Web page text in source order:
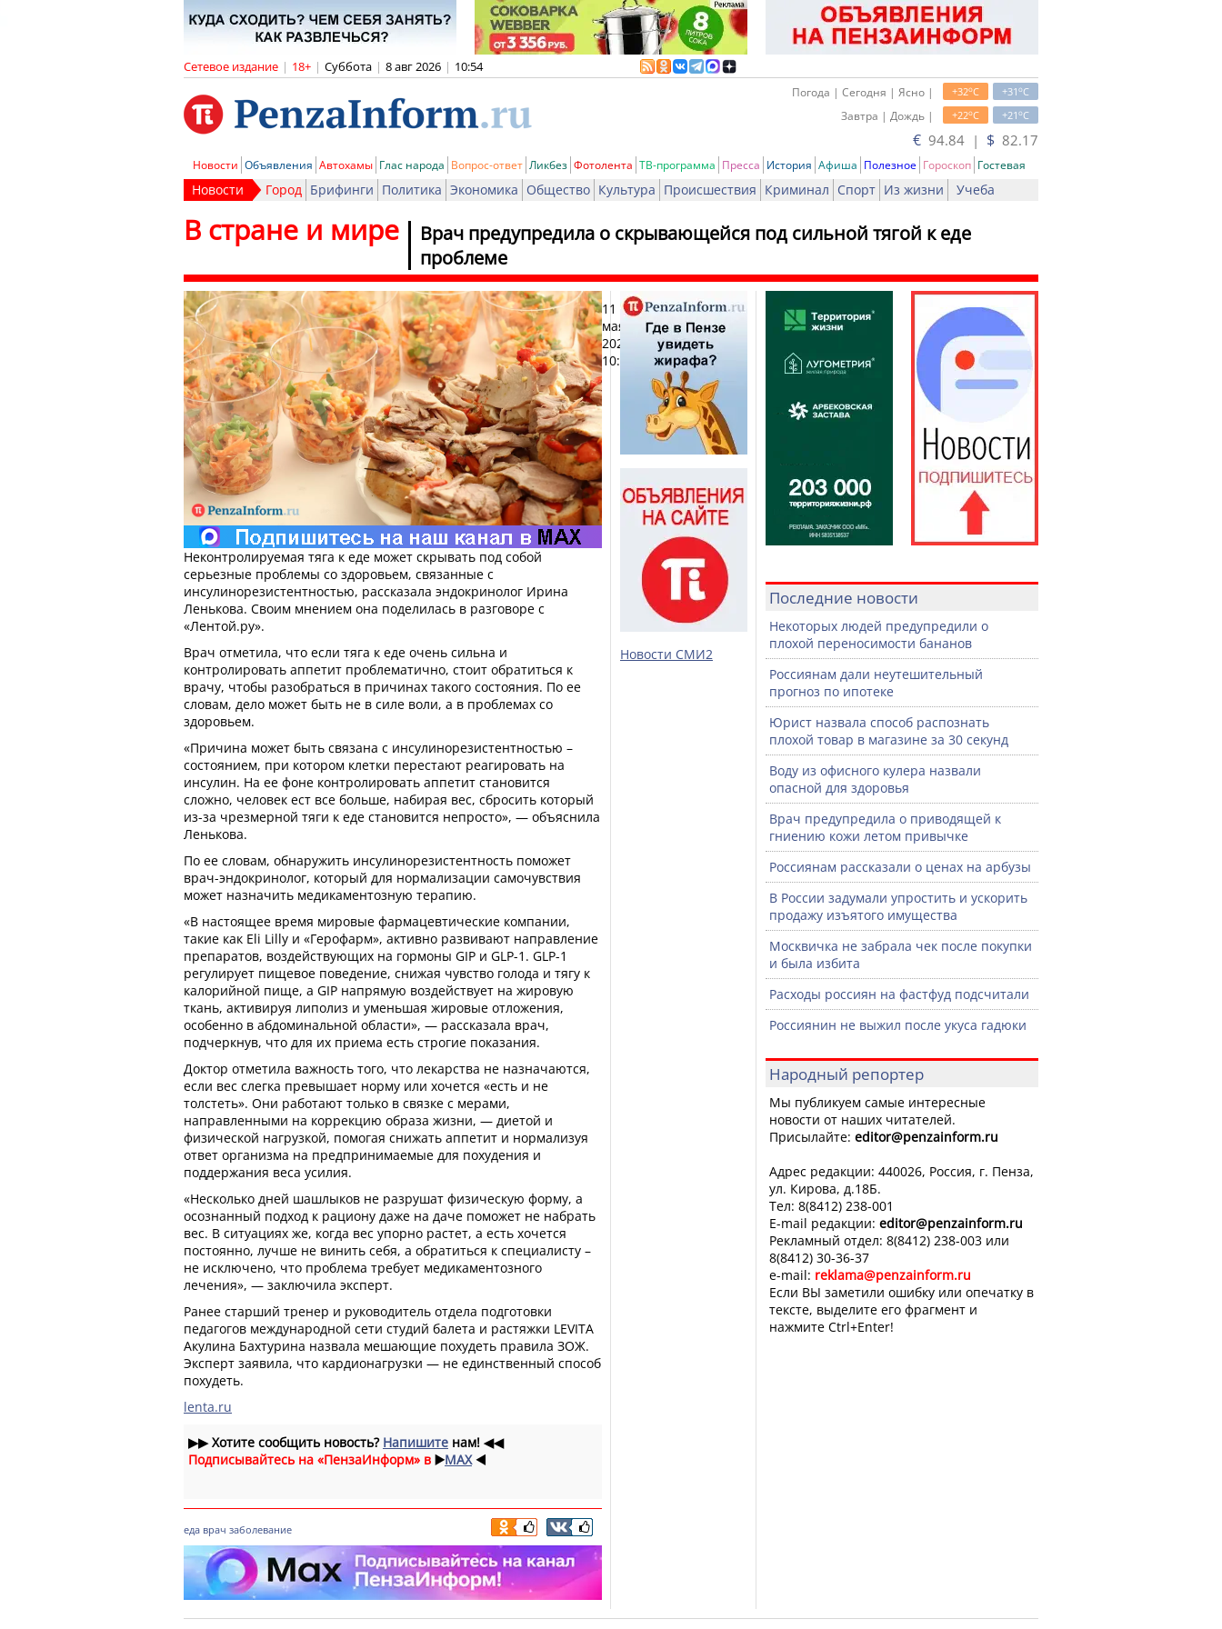
Сетевое издание | 18+ | Суббота | 8 авг 2026 | 10:54
+31oC
+32oC
Погода | Сегодня | Ясно |
+21oC
+22oC
Завтра | Дождь |
€ 94.84 | $ 82.17
Новости Объявления Автохамы Глас народа Вопрос-ответ Ликбез Фотолента ТВ-программа Пресса История Афиша Полезное Гороскоп Гостевая
Новости Город Брифинги Политика Экономика Общество Культура Происшествия Криминал Спорт Из жизни Учеба
Врач предупредила о скрывающейся под сильной тягой к еде
проблеме
В стране и мире
11
мая
2026,
10:26
Печать
Неконтролируемая тяга к еде может скрывать под собой
серьезные проблемы со здоровьем, связанные с
инсулинорезистентностью, рассказала эндокринолог Ирина
Ленькова. Своим мнением она поделилась в разговоре с
«Лентой.ру».
Врач отметила, что если тяга к еде очень сильна и
контролировать аппетит проблематично, стоит обратиться к
врачу, чтобы разобраться в причинах такого состояния. По ее
словам, дело может быть не в силе воли, а в проблемах со
здоровьем.
«Причина может быть связана с инсулинорезистентностью –
состоянием, при котором клетки перестают реагировать на
инсулин. На ее фоне контролировать аппетит становится
сложно, человек ест все больше, набирая вес, сбросить который
из-за чрезмерной тяги к еде становится непросто», — объяснила
Ленькова.
По ее словам, обнаружить инсулинорезистентность поможет
врач-эндокринолог, который для нормализации самочувствия
может назначить медикаментозную терапию.
«В настоящее время мировые фармацевтические компании,
такие как Eli Lilly и «Герофарм», активно развивают направление
препаратов, воздействующих на гормоны GIP и GLP-1. GLP-1
регулирует пищевое поведение, снижая чувство голода и тягу к
калорийной пище, а GIP напрямую воздействует на жировую
ткань, активируя липолиз и уменьшая жировые отложения,
особенно в абдоминальной области», — рассказала врач,
подчеркнув, что для их приема есть строгие показания.
Доктор отметила важность того, что лекарства не назначаются,
если вес слегка превышает норму или хочется «есть и не
толстеть». Они работают только в связке с мерами,
направленными на коррекцию образа жизни, — диетой и
физической нагрузкой, помогая снижать аппетит и нормализуя
ответ организма на предпринимаемые для похудения и
поддержания веса усилия.
«Несколько дней шашлыков не разрушат физическую форму, а
осознанный подход к рациону даже на даче поможет не набрать
вес. В ситуациях же, когда вес упорно растет, а есть хочется
постоянно, лучше не винить себя, а обратиться к специалисту –
не исключено, что проблема требует медикаментозного
лечения», — заключила эксперт.
Ранее старший тренер и руководитель отдела подготовки
педагогов международной сети студий балета и растяжки LEVITA
Акулина Бахтурина назвала мешающие похудеть правила ЗОЖ.
Эксперт заявила, что кардионагрузки — не единственный способ
похудеть.
lenta.ru
▶▶Хотите сообщить новость? Напишите нам! ◀◀
Подписывайтесь на «ПензаИнформ» в ▶️MAX ◀️
еда врач заболевание
Новости СМИ2
Последние новости
Некоторых людей предупредили о
плохой переносимости бананов
Россиянам дали неутешительный
прогноз по ипотеке
Юрист назвала способ распознать
плохой товар в магазине за 30 секунд
Воду из офисного кулера назвали
опасной для здоровья
Врач предупредила о приводящей к
гниению кожи летом привычке
Россиянам рассказали о ценах на арбузы
В России задумали упростить и ускорить
продажу изъятого имущества
Москвичка не забрала чек после покупки
и была избита
Расходы россиян на фастфуд подсчитали
Россиянин не выжил после укуса гадюки
Народный репортер
Мы публикуем самые интересные
новости от наших читателей.
Присылайте: editor@penzainform.ru
Адрес редакции: 440026, Россия, г. Пенза,
ул. Кирова, д.18Б.
Тел: 8(8412) 238-001
E-mail редакции: editor@penzainform.ru
Рекламный отдел: 8(8412) 238-003 или
8(8412) 30-36-37
e-mail: reklama@penzainform.ru
Если ВЫ заметили ошибку или опечатку в
тексте, выделите его фрагмент и
нажмите Ctrl+Enter!